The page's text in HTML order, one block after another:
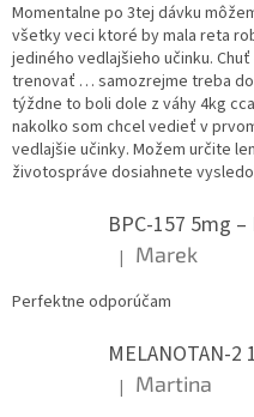
Momentalne po 3tej dávku
všetky veci ktoré by mala reta
jediného vedlajšieho učinku.
trenovať … samozrejme treba
týždne to boli dole z váhy 4kg
nakolko som chcel vedieť v
vedlajšie učinky. Možem určite
životospráve dosiahnete
Hodnotenie
| Marek
Perfektne odporúčam
MELANOTAN-2
Hodnotenie
| Martina